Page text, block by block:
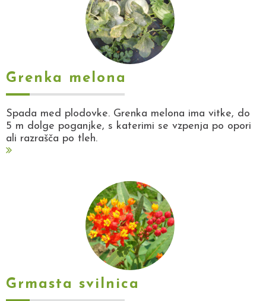
Grenka melona
Spada med plodovke. Grenka melona ima vitke, do
5 m dolge poganjke, s katerimi se vzpenja po opori
ali razrašča po tleh.
Grmasta svilnica